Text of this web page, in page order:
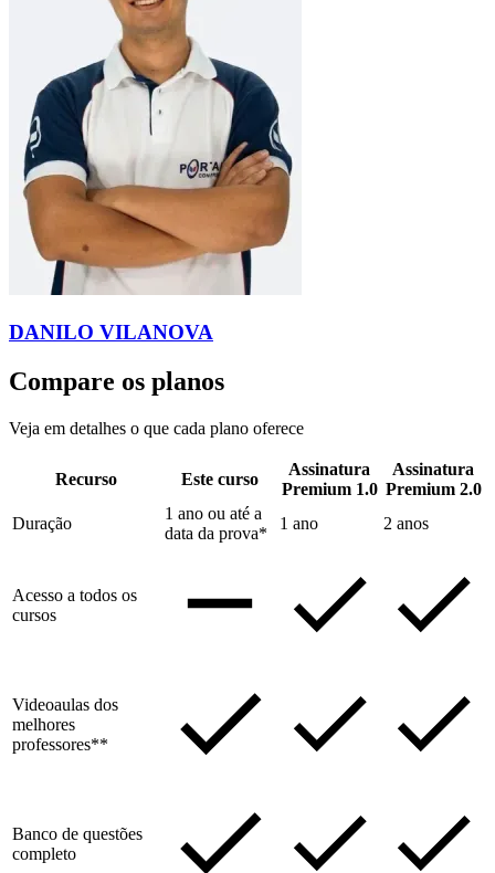
DANILO VILANOVA
Compare os planos
Veja em detalhes o que cada plano oferece
Recurso Este curso
Assinatura
Premium 1.0
Assinatura
Premium 2.0
Duração
1 ano ou até a
data da prova*
1 ano 2 anos
Acesso a todos os
cursos
Videoaulas dos
melhores
professores**
Banco de questões
completo